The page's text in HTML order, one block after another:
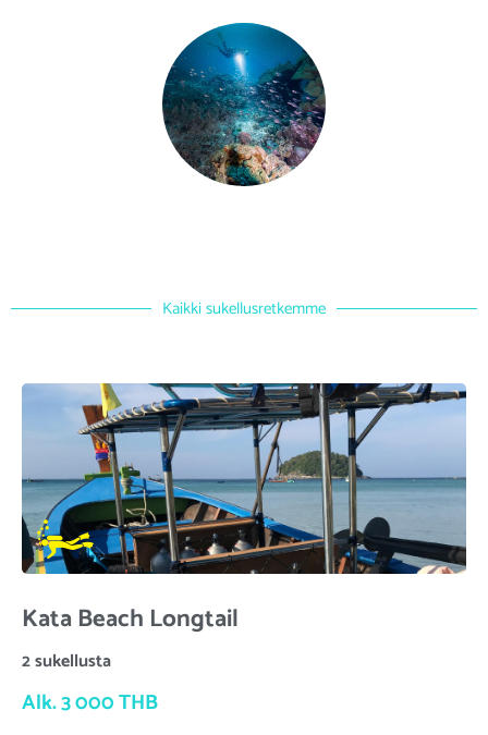
Kaikki sukellusretkemme
Kata Beach Longtail
2 sukellusta
Alk. 3 000 THB